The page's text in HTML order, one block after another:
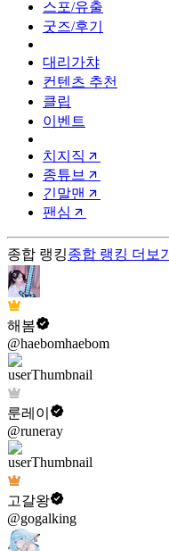
스포/유출
굿즈/후기
대리가챠
컨텐츠 추천
클립
이벤트
치지직
종튜브
긴말맨
팬심
종합 랭킹종합 랭킹 더보기
해봄
@haebomhaebom
룬레이
@runeray
고갈왕
@gogalking